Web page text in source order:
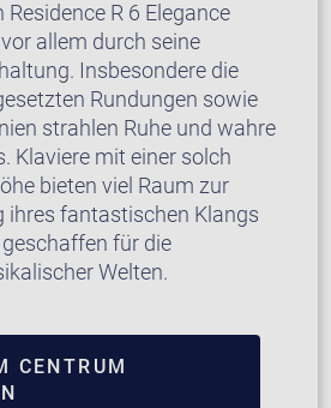
Residence R 6 Elegance
allem durch seine
Insbesondere die
Rundungen sowie
strahlen Ruhe und wahre
Klaviere mit einer solch
bieten viel Raum zur
ihres fantastischen Klangs
für die
Welten.
CENTRUM